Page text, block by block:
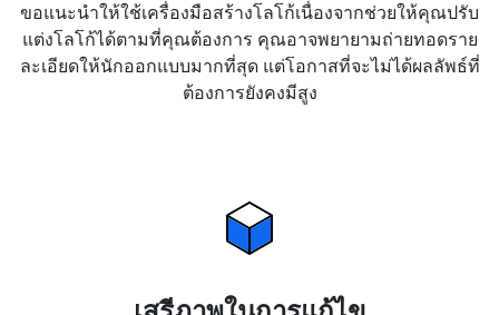
ขอแนะนำให้ใช้เครื่องมือสร้างโลโก้เนื่องจากช่วยให้คุณปรับ
แต่งโลโก้ได้ตามที่คุณต้องการ คุณอาจพยายามถ่ายทอดราย
ละเอียดให้นักออกแบบมากที่สุด แต่โอกาสที่จะไม่ได้ผลลัพธ์ที่
ต้องการยังคงมีสูง